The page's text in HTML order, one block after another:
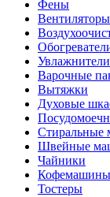
Фены
Вентиляторы
Увлажнители
Варочные
Вытяжки
Духовые
Швейные
Чайники
Кофемашины
Тостеры